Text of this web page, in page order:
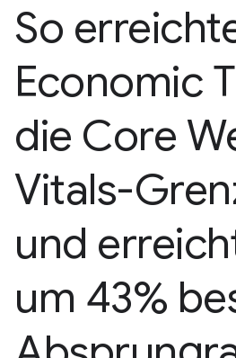
So
Economic
die Core
Vitals-
und
um 43%